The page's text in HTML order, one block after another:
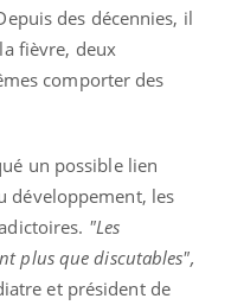
des décennies, il
fièvre, deux
comporter des
un possible lien
développement, les
"Les
plus que discutables",
et président de